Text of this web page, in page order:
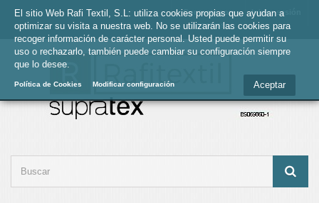
Iniciar sesión
Contacte con
nosotros
El sitio Web Rafi Textil, S.L: utiliza cookies propias que ayudan a
optimizar su visita a nuestra web. No se utilizarán las cookies para
recoger información de carácter personal. Usted puede permitir su
uso o rechazarlo, también puede cambiar su configuración siempre
que lo desee.
Política de Cookies Modificar configuración Aceptar